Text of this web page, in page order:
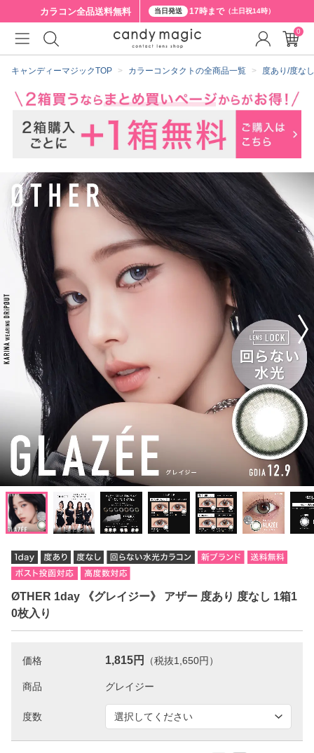
カラコン全品送料無料 当日発送 17時まで（土日祝14時）
キャンディーマジックTOP カラーコンタクトの全商品一覧 度あり/度な
ØTHER 1day 《グレイジー》 アザー 度あり 度なし 1箱1
0枚入り
価格 1,815円 （税抜1,650円）
商品
度数
0
クーポン詳細